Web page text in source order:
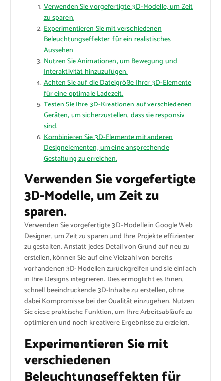
Verwenden Sie vorgefertigte 3D-Modelle, um Zeit
zu sparen.
Experimentieren Sie mit verschiedenen
Beleuchtungseffekten für ein realistisches
Aussehen.
Nutzen Sie Animationen, um Bewegung und
Interaktivität hinzuzufügen.
Achten Sie auf die Dateigröße Ihrer 3D-Elemente
für eine optimale Ladezeit.
Testen Sie Ihre 3D-Kreationen auf verschiedenen
Geräten, um sicherzustellen, dass sie responsiv
sind.
Kombinieren Sie 3D-Elemente mit anderen
Designelementen, um eine ansprechende
Gestaltung zu erreichen.
Verwenden Sie vorgefertigte
3D-Modelle, um Zeit zu
sparen.
Verwenden Sie vorgefertigte 3D-Modelle in Google Web
Designer, um Zeit zu sparen und Ihre Projekte effizienter
zu gestalten. Anstatt jedes Detail von Grund auf neu zu
erstellen, können Sie auf eine Vielzahl von bereits
vorhandenen 3D-Modellen zurückgreifen und sie einfach
in Ihre Designs integrieren. Dies ermöglicht es Ihnen,
schnell beeindruckende 3D-Inhalte zu erstellen, ohne
dabei Kompromisse bei der Qualität einzugehen. Nutzen
Sie diese praktische Funktion, um Ihre Arbeitsabläufe zu
optimieren und noch kreativere Ergebnisse zu erzielen.
Experimentieren Sie mit
verschiedenen
Beleuchtungseffekten für